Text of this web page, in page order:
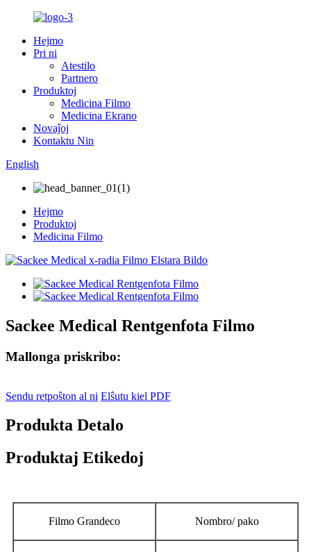
Hejmo
Pri ni
Atestilo
Partnero
Produktoj
Medicina Filmo
Medicina Ekrano
Novaĵoj
Kontaktu Nin
English
Hejmo
Produktoj
Medicina Filmo
Sackee Medical Rentgenfota Filmo
Mallonga priskribo:
Sendu retpoŝton al ni Elŝutu kiel PDF
Produkta Detalo
Produktaj Etikedoj
Filmo Grandeco Nombro/ pako